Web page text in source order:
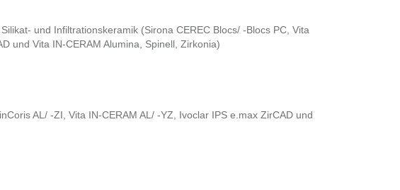
und Infiltrationskeramik (Sirona CEREC Blocs/ -Blocs PC, Vita
und Vita IN-CERAM Alumina, Spinell, Zirkonia)
AL/ -ZI, Vita IN-CERAM AL/ -YZ, Ivoclar IPS e.max ZirCAD und